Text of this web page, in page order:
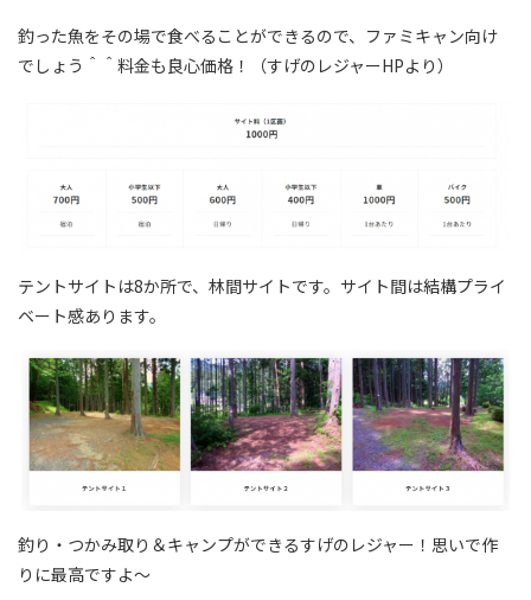
釣った魚をその場で食べることができるので、ファミキャン向け
でしょう＾＾料金も良心価格！（すげのレジャーHPより）
テントサイトは8か所で、林間サイトです。サイト間は結構プライ
ベート感あります。
釣り・つかみ取り＆キャンプができるすげのレジャー！思いで作
りに最高ですよ～